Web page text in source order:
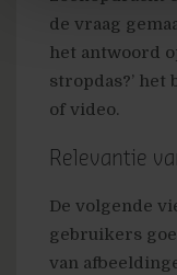
de vraag
het antwoord
stropdas?’ het
of video.
Relevantie
De volgende
gebruikers
van